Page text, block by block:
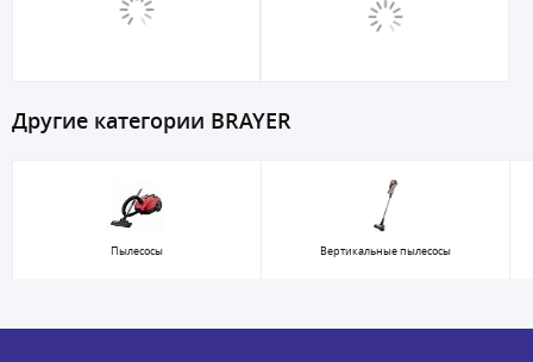
Другие категории BRAYER
Пылесосы Вертикальные пылесосы